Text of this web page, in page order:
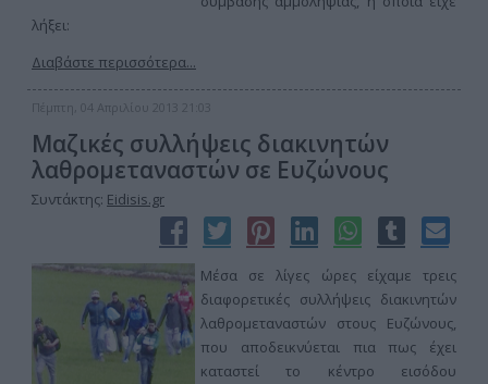
λήξει:
Διαβάστε περισσότερα...
Πέμπτη, 04 Απριλίου 2013 21:03
Μαζικές συλλήψεις διακινητών
λαθρομεταναστών σε Ευζώνους
Συντάκτης: Eidisis.gr
Μέσα σε λίγες ώρες είχαμε τρεις
διαφορετικές συλλήψεις διακινητών
λαθρομεταναστών στους Ευζώνους,
που αποδεικνύεται πια πως έχει
καταστεί το κέντρο εισόδου